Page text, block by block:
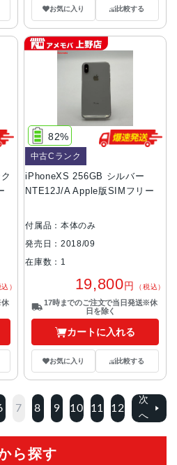
お気に入り 比較する
込）
iPhoneXS 256GB シルバー
NTE12J/A Apple版SIMフリー
82%
中古Cランク
付属品：本体のみ
発売日：2018/09
在庫数：1
19,800円 （税込）
17時までのご注文で当日発送※休
日を除く
カートに入れる
お気に入り 比較する
7 8 9 10 11 12
次
へ
ら探す